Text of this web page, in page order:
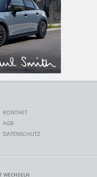
KONTAKT
AGB
DATENSCHUTZ
WECHSELN